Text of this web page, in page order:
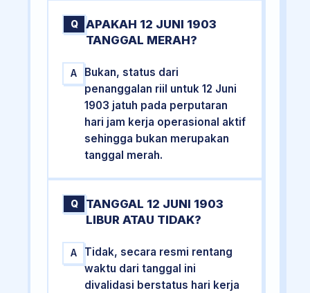
Q
APAKAH 12 JUNI 1903
TANGGAL MERAH?
A
Bukan, status dari
penanggalan riil untuk 12 Juni
1903 jatuh pada perputaran
hari jam kerja operasional aktif
sehingga bukan merupakan
tanggal merah.
Q
TANGGAL 12 JUNI 1903
LIBUR ATAU TIDAK?
A
Tidak, secara resmi rentang
waktu dari tanggal ini
divalidasi berstatus hari kerja